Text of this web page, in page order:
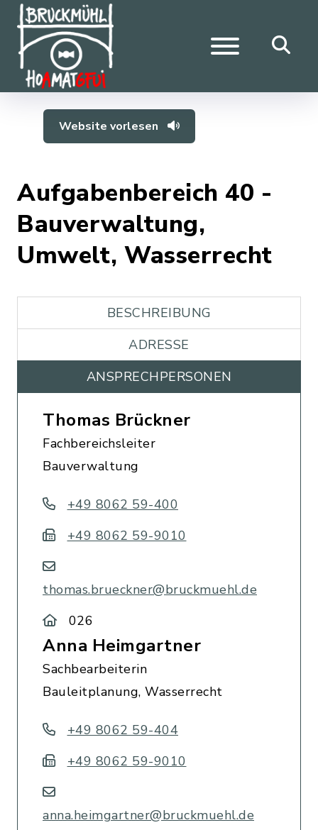
Website vorlesen
Aufgabenbereich 40 -
Bauverwaltung,
Umwelt, Wasserrecht
BESCHREIBUNG
ADRESSE
ANSPRECHPERSONEN
Thomas Brückner
Fachbereichsleiter
Bauverwaltung
+49 8062 59-400
+49 8062 59-9010
thomas.brueckner@bruckmuehl.de
026
Anna Heimgartner
Sachbearbeiterin
Bauleitplanung, Wasserrecht
+49 8062 59-404
+49 8062 59-9010
anna.heimgartner@bruckmuehl.de